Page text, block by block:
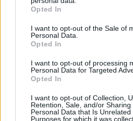
grant or deny consent to Google
use your data for below specified
consent section.
Opted In
I want to opt-out of the Sale of
Personal Data.
Opted In
I want to opt-out of processing
Personal Data for Targeted
Opted In
I want to opt-out of Collection,
Retention, Sale, and/or Sharing
Personal Data that Is Unrelated
Purposes for which it was
Színpadkép
a La
Cenerentola
második
felvonásából.
Fotó: Robert
Kusel
Giacomo PucciniManon